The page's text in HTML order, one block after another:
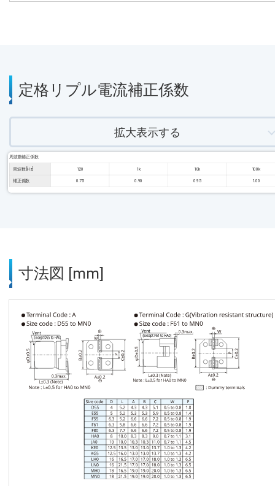
定格リプル電流補正係数
拡大表示する
周波数補正係数
周波数 [Hz] 120 1k 10k 100k
補正係数 0.75 0.90 0.95 1.00
寸法図 [mm]